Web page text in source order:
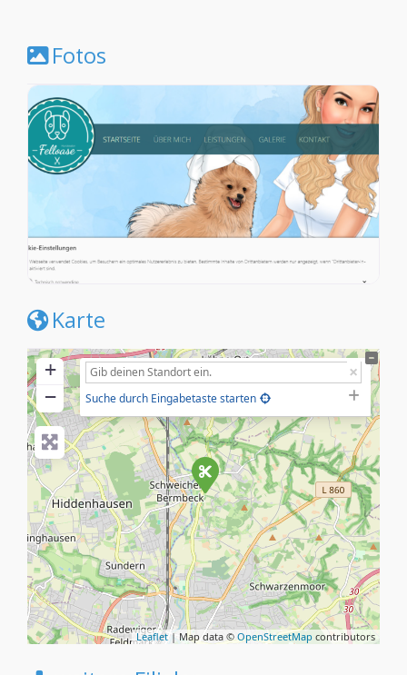
Fotos
Karte
+
−
Suche durch Eingabetaste starten
Leaflet | Map data © OpenStreetMap contributors